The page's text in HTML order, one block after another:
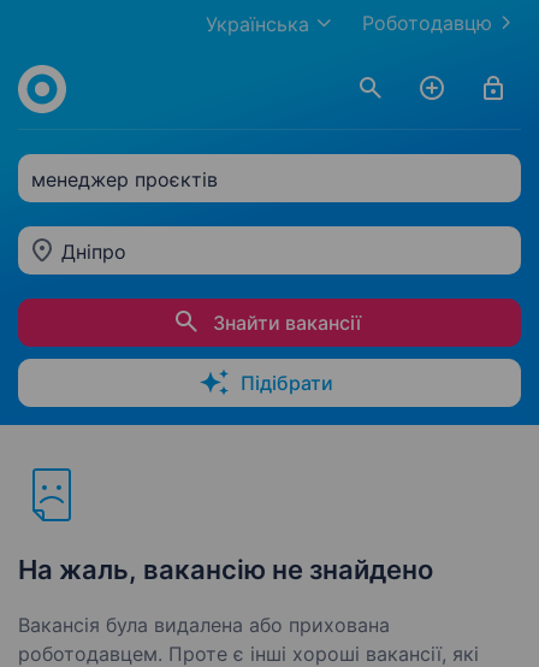
Роботодавцю
Українська
менеджер проєктів
Дніпро
Знайти вакансії
Підібрати
На жаль, вакансію не знайдено
Вакансія була видалена або прихована
роботодавцем. Проте є інші хороші вакансії, які